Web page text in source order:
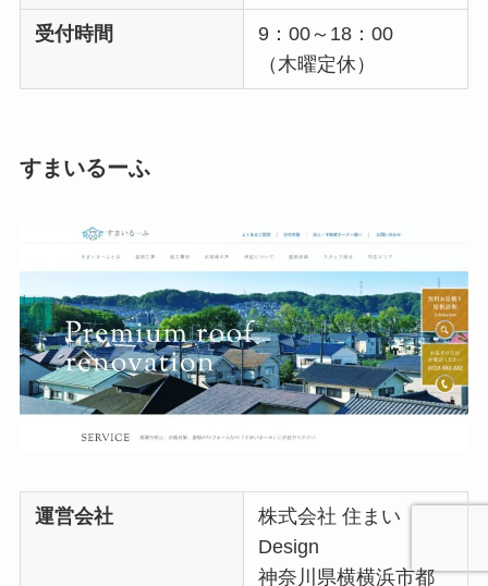
受付時間
9：00～18：00
（木曜定休）
すまいるーふ
運営会社
株式会社 住まい
Design
神奈川県横横浜市都